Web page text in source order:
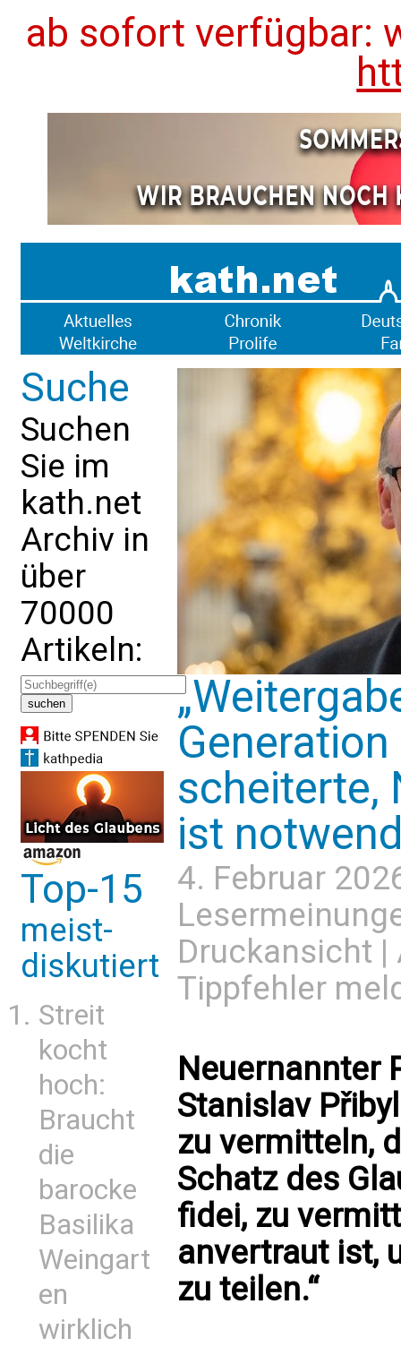
ab sofort verfügbar:
Suche
Suchen
Sie im
kath.net
Archiv in
über
70000
Artikeln:
Top-15
meist-
diskutiert
Streit
kocht
hoch:
Braucht
die
barocke
Basilika
Weingart
en
wirklich
scheiterte,
ist
4. Februar
Druckansicht |
Tippfehler
Neuernannter
Stanislav
zu vermitteln,
Schatz des
fidei, zu
anvertraut ist,
zu teilen.“